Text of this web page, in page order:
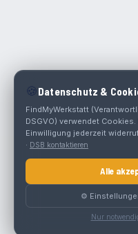
🍪 Datenschutz &
FindMyWerkstatt
DSGVO) verwendet
Einwilligung jederzeit
· DSB kontaktieren
Alle
⚙️
Nur